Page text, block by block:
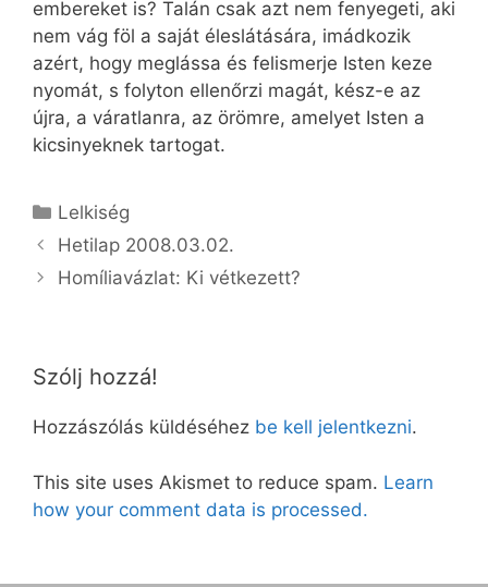
embereket is? Talán csak azt nem fenyegeti, aki
nem vág föl a saját éleslátására, imádkozik
azért, hogy meglássa és felismerje Isten keze
nyomát, s folyton ellenőrzi magát, kész-e az
újra, a váratlanra, az örömre, amelyet Isten a
kicsinyeknek tartogat.
Kategória
Lelkiség
Hetilap 2008.03.02.
Homíliavázlat: Ki vétkezett?
Szólj hozzá!
Hozzászólás küldéséhez be kell jelentkezni.
This site uses Akismet to reduce spam. Learn
how your comment data is processed.